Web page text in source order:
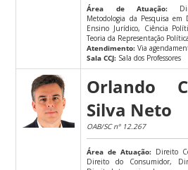
Área de Atuação:
Metodologia da Pesquisa em
Ensino Jurídico, Ciência
Teoria da Representação Política
Atendimento: Via
Sala CCJ: Sala dos Professores
Orlando
Silva Neto
OAB/SC nº 12.267
Área de Atuação: Direito
Direito do Consumidor,